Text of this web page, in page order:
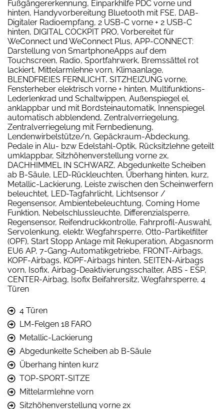
Fußgängererkennung, Einparkhilfe PDC vorne und
hinten, Handyvorbereitung Bluetooth mit FSE, DAB-
Digitaler Radioempfang, 2 USB-C vorne + 2 USB-C
hinten, DIGITAL COCKPIT PRO, Vorbereitet für
WeConnect und WeConnect Plus, APP-CONNECT:
Darstellung von SmartphoneApps auf dem
Touchscreen, Radio, Sportfahrwerk, Bremssättel rot
lackiert, Mittelarmlehne vorn, Klimaanlage,
BLENDFREIES FERNLICHT, SITZHEIZUNG vorne,
Fensterheber elektrisch vorne + hinten, Multifunktions-
Lederlenkrad und Schaltwippen, Außenspiegel el.
anklappbar und mit Bordsteinautomatik, Innenspiegel
automatisch abblendend, Zentralverriegelung,
Zentralverriegelung mit Fernbedienung,
Lendenwirbelstütze/n, Gepäckraum-Abdeckung,
Pedale in Alu- bzw Edelstahl-Optik, Rücksitzlehne geteilt
umklappbar, Sitzhöhenverstellung vorne 2x,
DACHHIMMEL IN SCHWARZ, Abgedunkelte Scheiben
ab B-Säule, LED-Rückleuchten, Überhang hinten, kurz,
Metallic-Lackierung, Leiste zwischen den Scheinwerfern
beleuchtet, LED-Tagfahrlicht, Lichtsensor /
Regensensor, Ambientebeleuchtung, Coming Home
Funktion, Nebelschlussleuchte, Differenzialsperre,
Regensensor, Reifendruckkontrolle, Fahrprofil-Auswahl,
Servolenkung, elektr. Wegfahrsperre, Otto-Partikelfilter
(OPF), Start Stopp Anlage mit Rekuperation, Abgasnorm
EU6 AP, 7-Gang-Automatikgetriebe, FRONT-Airbags,
KOPF-Airbags, KOPF-Airbags hinten, SEITEN-Airbags
vorn, Isofix, Airbag-Deaktivierungsschalter, ABS - ESP,
CENTER-Airbag, Isofix Beifahrersitz, Wegfahrsperre, 4
Türen
4 Türen
LM-Felgen 18 FARO
Metallic-Lackierung
Abgedunkelte Scheiben ab B-Säule
Überhang hinten kurz
TOP-SPORT-SITZE
Mittelarmlehne vorn
Sitzhöhenverstellung vorne 2x